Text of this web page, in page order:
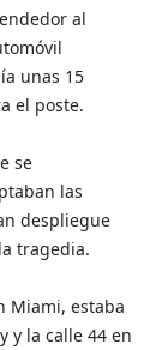
al
unas 15
el poste.
se
las
despliegue
tragedia.
Miami, estaba
y la calle 44 en